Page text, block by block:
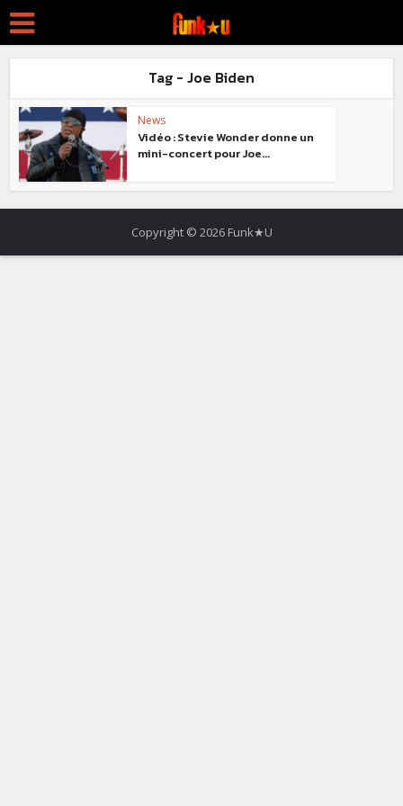
Tag - Joe Biden
News
Vidéo : Stevie Wonder donne un
mini-concert pour Joe...
Copyright © 2026 Funk★U